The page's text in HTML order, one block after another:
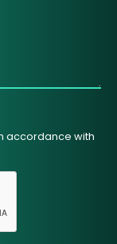
accordance with